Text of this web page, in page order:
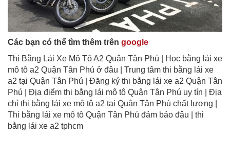
Các bạn có thể tìm thêm trên google
Thi Bằng Lái Xe Mô Tô A2 Quận Tân Phú | Học bằng lái xe
mô tô a2 Quận Tân Phú ở đâu | Trung tâm thi bằng lái xe
a2 tại Quận Tân Phú | Đăng ký thi bằng lái xe a2 Quận Tân
Phú | Địa điểm thi bằng lái mô tô Quận Tân Phú uy tín | Địa
chỉ thi bằng lái xe mô tô a2 tại Quận Tân Phú chất lương |
Thi bằng lái xe mô tô Quận Tân Phú đảm bảo đậu | thi
bằng lái xe a2 tphcm